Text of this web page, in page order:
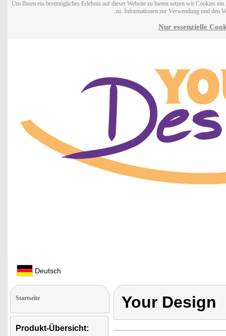
Um Ihnen ein bestmögliches Erlebnis auf dieser Website zu bieten setzen wir Cookies
zu. Informationen zur Verwendung und den
Nur essenzielle
Deutsch
Startseite
Produkt-Übersicht:
Your Design